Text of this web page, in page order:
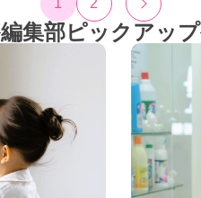
1 2
編集部ピックアップ